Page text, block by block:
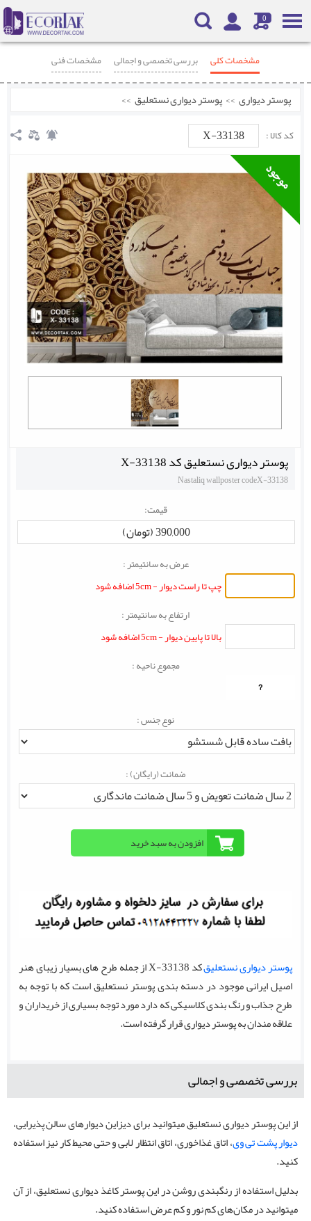
0
مشخصات کلی بررسی تخصصی و اجمالی
مشخصات فنی
محصولات مرتبط
پوستر دیواری >> پوستر دیواری نستعلیق >>
کد کالا : X-33138
پوستر دیواری نستعلیق کد X-33138
Nastaliq wallposter codeX-33138
قیمت:
390,000 (تومان)
عرض به سانتیمتر :
چپ تا راست دیوار - 5cm اضافه شود
ارتفاع به سانتیمتر :
بالا تا پایین دیوار - 5cm اضافه شود
مجموع ناحیه :
?
نوع جنس :
ضمانت (رایگان) :
پوستر دیواری نستعلیق
کد X-33138 از جمله طرح های بسیار زیبای هنر
اصیل ایرانی موجود در دسته بندی پوستر نستعلیق است که با توجه به
طرح جذاب و رنگ بندی کلاسیکی که دارد مورد توجه بسیاری از خریداران و
علاقه مندان به پوستر دیواری قرار گرفته است.
بررسی تخصصی و اجمالی
از این پوستر دیواری نستعلیق میتوانید برای دیزاین دیوارهای سالن پذیرایی،
دیوار پشت تی وی، اتاق غذاخوری، اتاق انتظار لابی و حتی محیط کار نیز استفاده
کنید.
بدلیل استفاده از رنگبندی روشن در این پوستر کاغذ دیواری نستعلیق، از آن
میتوانید در مکان‌های کم نور و کم عرض استفاده کنید.